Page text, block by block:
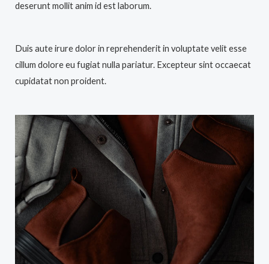
deserunt mollit anim id est laborum.
Duis aute irure dolor in reprehenderit in voluptate velit esse
cillum dolore eu fugiat nulla pariatur. Excepteur sint occaecat
cupidatat non proident.